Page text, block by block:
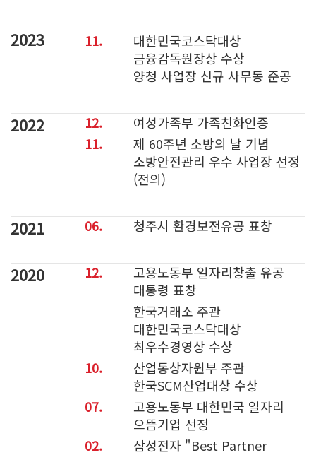
2023 11.
대한민국코스닥대상
금융감독원장상 수상
양청 사업장 신규 사무동 준공
2022 12.
여성가족부 가족친화인증
11.
제 60주년 소방의 날 기념
소방안전관리 우수 사업장 선정
(전의)
2021 06. 청주시 환경보전유공 표창
2020 12.
고용노동부 일자리창출 유공
대통령 표창
한국거래소 주관
대한민국코스닥대상
최우수경영상 수상
10.
산업통상자원부 주관
한국SCM산업대상 수상
07.
고용노동부 대한민국 일자리
으뜸기업 선정
02.
삼성전자 "Best Partner